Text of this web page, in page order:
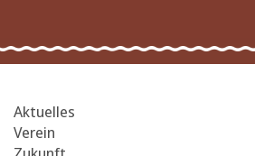
Aktuelles
Verein